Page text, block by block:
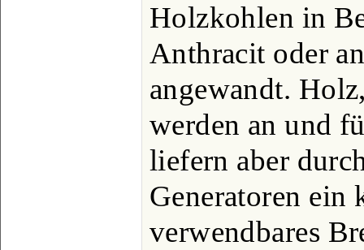
Holzkohlen in
Anthracit oder
angewandt.
werden an und
liefern aber
Generatoren ein
verwendbares